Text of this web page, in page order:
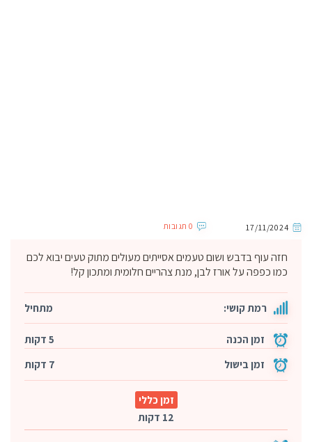
17/11/2024 0 תגובות
חזה עוף בדבש ושום טעמים אסייתים מעולים מתוק טעים יבוא לכם
כמו כפפה על אורז לבן, מנת צהריים חלומית ומתכון קל!
רמת קושי: מתחיל
זמן הכנה
5 דקות
זמן בישול
7 דקות
זמן כללי
12 דקות